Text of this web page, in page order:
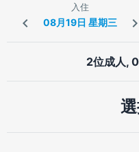
入住
2位成人,